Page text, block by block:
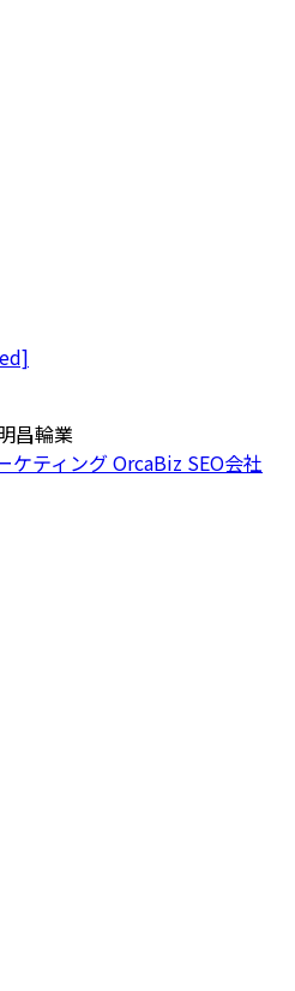
昌輪業
ティング OrcaBiz SEO会社